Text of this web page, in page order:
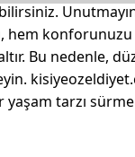
hem konforunuzu
Bu nedenle,
yaşam tarzı